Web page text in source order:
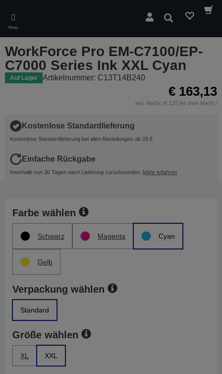
main
content
Menü
Suchen
WorkForce Pro EM-C7100/EP-
C7000 Series Ink XXL Cyan
Auf Lager Artikelnummer: C13T14B240
€ 163,13
inkl. MwSt. (€ 135,94 ohne MwSt.)
Kostenlose Standardlieferung
Kostenlose Standardlieferung bei allen Bestellungen ab 25 €
Einfache Rückgabe
Innerhalb von 30 Tagen nach Lieferung zurücksenden. Mehr erfahren
Farbe wählen
Schwarz Magenta Cyan
Gelb
Verpackung wählen
Standard
Größe wählen
XL XXL